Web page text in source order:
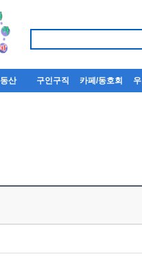
산 구인구직 카페/동호회